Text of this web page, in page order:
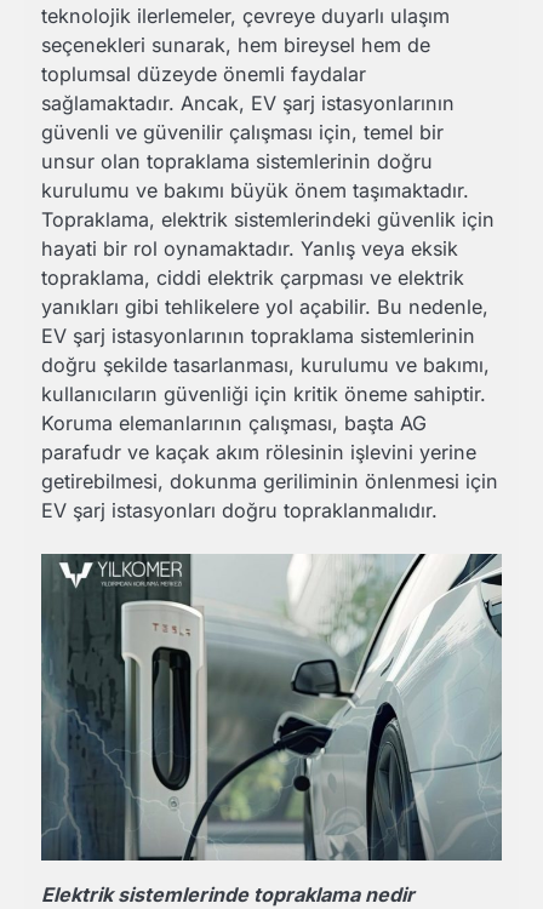
teknolojik ilerlemeler, çevreye duyarlı ulaşım
seçenekleri sunarak, hem bireysel hem de
toplumsal düzeyde önemli faydalar
sağlamaktadır. Ancak, EV şarj istasyonlarının
güvenli ve güvenilir çalışması için, temel bir
unsur olan topraklama sistemlerinin doğru
kurulumu ve bakımı büyük önem taşımaktadır.
Topraklama, elektrik sistemlerindeki güvenlik için
hayati bir rol oynamaktadır. Yanlış veya eksik
topraklama, ciddi elektrik çarpması ve elektrik
yanıkları gibi tehlikelere yol açabilir. Bu nedenle,
EV şarj istasyonlarının topraklama sistemlerinin
doğru şekilde tasarlanması, kurulumu ve bakımı,
kullanıcıların güvenliği için kritik öneme sahiptir.
Koruma elemanlarının çalışması, başta AG
parafudr ve kaçak akım rölesinin işlevini yerine
getirebilmesi, dokunma geriliminin önlenmesi için
EV şarj istasyonları doğru topraklanmalıdır.
Elektrik sistemlerinde topraklama nedir